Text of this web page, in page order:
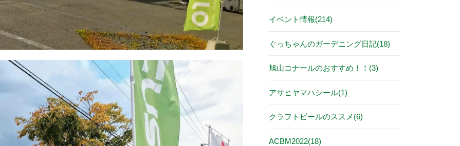
イベント情報(214)
ぐっちゃんのガーデニング日記(18)
旭山コナールのおすすめ！！(3)
アサヒヤマハシール(1)
クラフトビールのススメ(6)
ACBM2022(18)